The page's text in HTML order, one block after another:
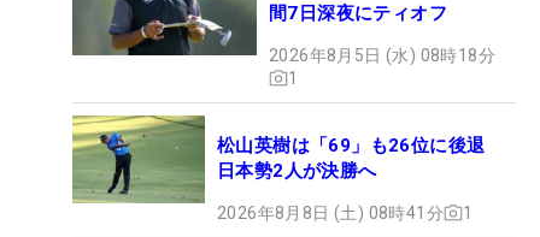
間7日深夜にティオフ
2026年8月5日 (水) 08時18分
1
松山英樹は「69」も26位に後退
日本勢2人が決勝へ
2026年8月8日 (土) 08時41分 1